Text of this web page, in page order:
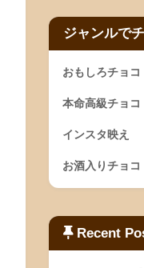
ジャンルで
おもしろチョコ
本命高級チョコ
インスタ映え
お酒入りチョコ
Recent